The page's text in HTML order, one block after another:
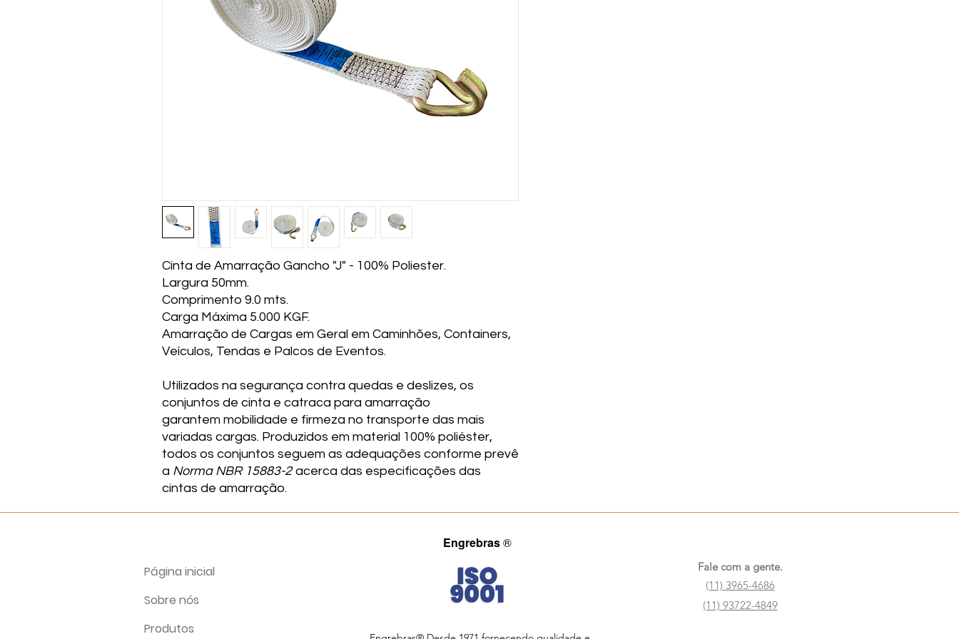
Cinta de Amarração Gancho "J" - 100% Poliester.
Largura 50mm.
Comprimento 9.0 mts.
Carga Máxima 5.000 KGF.
Amarração de Cargas em Geral em Caminhões, Containers,
Veículos, Tendas e Palcos de Eventos.
Utilizados na segurança contra quedas e deslizes, os
conjuntos de cinta e catraca para amarração
garantem mobilidade e firmeza no transporte das mais
variadas cargas. Produzidos em material 100% poliéster,
todos os conjuntos seguem as adequações conforme prevê
a Norma NBR 15883-2acerca das especificações das
cintas de amarração.
Engrebras®
Página inicial
Sobre nós
Produtos
(11) 3965-4686
Fale com a gente.
(11) 93722-4849